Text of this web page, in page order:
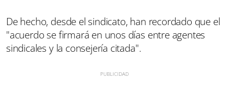
De hecho, desde el sindicato, han recordado que el
"acuerdo se firmará en unos días entre agentes
sindicales y la consejería citada".